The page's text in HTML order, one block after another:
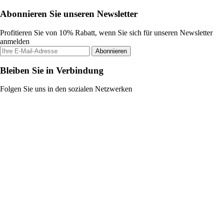
Abonnieren Sie unseren Newsletter
Profitieren Sie von 10% Rabatt, wenn Sie sich für unseren Newsletter
anmelden
Abonnieren
Bleiben Sie in Verbindung
Folgen Sie uns in den sozialen Netzwerken